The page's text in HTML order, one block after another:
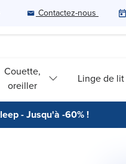
Contactez-nous
Couette,
oreiller
Linge de lit
- Jusqu'à -60% !